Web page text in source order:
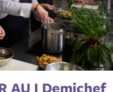
AU I Demichef